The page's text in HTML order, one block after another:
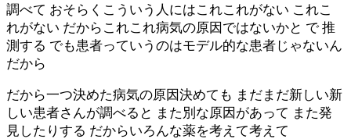
調べて おそらくこういう人にはこれこれがない これこ
れがない だからこれこれ病気の原因ではないかと で 推
測する でも患者っていうのはモデル的な患者じゃないん
だから
だから一つ決めた病気の原因決めても まだまだ新しい新
しい患者さんが調べると また別な原因があって また発
見したりする だからいろんな薬を考えて考えて